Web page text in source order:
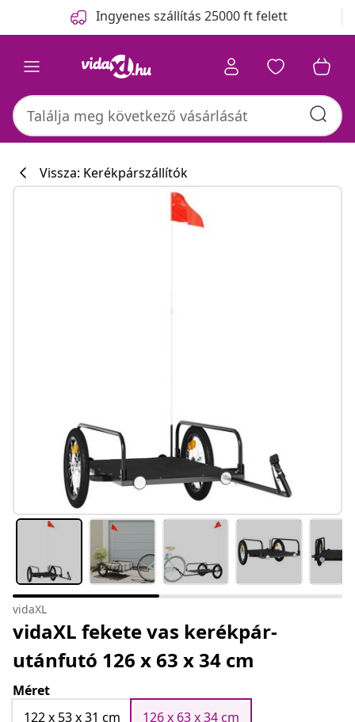
Ingyenes szállítás 25000 ft felett
Vissza: Kerékpárszállítók
vidaXL
vidaXL fekete vas kerékpár-
utánfutó 126 x 63 x 34 cm
Méret
122 x 53 x 31 cm
126 x 63 x 34 cm